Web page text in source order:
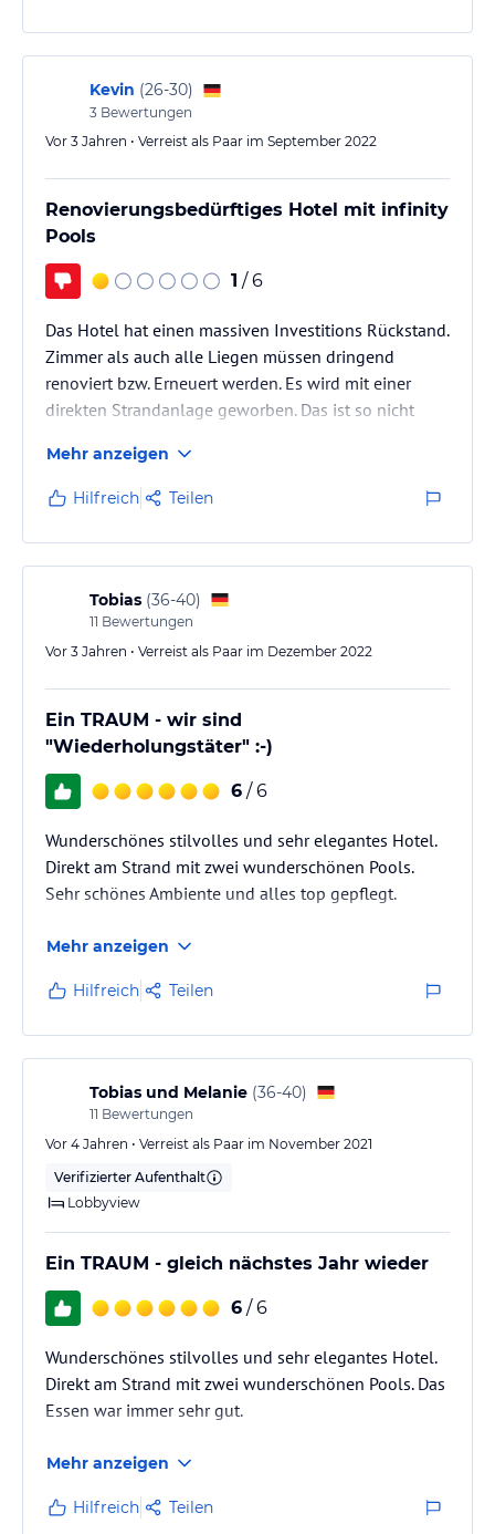
• Modernes Fitness-Center inklusive Kursangebote
• Kostenfreies WLAN
• Wäschereinigung
• Autovermietung
Hinweis: Allgemeine und unverbindliche
Hoteliers-/Veranstalter-/Kataloginformationen. Alle Angaben
ohne Gewähr und ohne Prüfung durch HolidayCheck. Bitte
lies vor der Buchung die verbindlichen
jeweiligen Veranstalters.
Kevin (26-30)
3 Bewertungen
Vor 3 Jahren • Verreist als Paar im September 2022
Renovierungsbedürftiges Hotel mit infinity
Pools
1 / 6
Das Hotel hat einen massiven Investitions Rückstand.
Zimmer als auch alle Liegen müssen dringend
renoviert bzw. Erneuert werden. Es wird mit einer
direkten Strandanlage geworben. Das ist so nicht
liegen an die 2 Infinity Pools gestellt. Ein direkter
Zugang zum Meer ist hier nicht möglich. Alle
Strandliegen sind stark verdreckt und zum Großteil
beschädigt. Diese müssten dringend ersetzt werden.
Desweiteren ist der Gehweg mit Holzbrettern verlegt
worden. Aufgrund…
Mehr anzeigen
Hilfreich Teilen
Tobias (36-40)
11 Bewertungen
Vor 3 Jahren • Verreist als Paar im Dezember 2022
Ein TRAUM - wir sind
"Wiederholungstäter" :-)
6 / 6
Wunderschönes stilvolles und sehr elegantes Hotel.
Direkt am Strand mit zwei wunderschönen Pools.
Sehr schönes Ambiente und alles top gepflegt.
Mehr anzeigen
Hilfreich Teilen
Tobias und Melanie (36-40)
11 Bewertungen
Vor 4 Jahren • Verreist als Paar im November 2021
Verifizierter Aufenthalt
Lobbyview
Ein TRAUM - gleich nächstes Jahr wieder
6 / 6
Wunderschönes stilvolles und sehr elegantes Hotel.
Direkt am Strand mit zwei wunderschönen Pools. Das
Essen war immer sehr gut.
Mehr anzeigen
Hilfreich Teilen